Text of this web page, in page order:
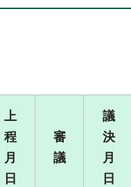
上
程
月
日
審
議
議
決
月
日